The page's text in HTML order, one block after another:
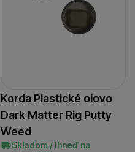
Korda Plastické olovo
Dark Matter Rig Putty
Weed
Skladom / Ihneď na